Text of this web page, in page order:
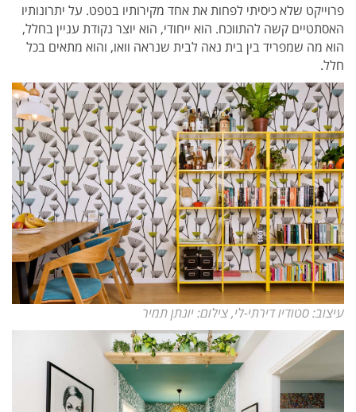
פרוייקט שלא כיסיתי לפחות את אחד מקירותיו בטפט. על יתרונותיו
האסתטיים קשה להתווכח. הוא ייחודי, הוא יוצר נקודת עניין בחלל,
הוא מה שמפריד בין בית נאה לבית שנראה וואו, והוא מתאים בכל
חלל.
עיצוב: סטודיו דירתי-לי, צילום: יונתן תמיר